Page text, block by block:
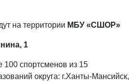
на территории МБУ «СШОР»
1
100 спортсменов из 15
округа: г.Ханты-Мансийск,